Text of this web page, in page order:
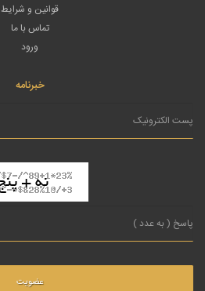
قوانین و شرایط
تماس با ما
ورود
خبرنامه